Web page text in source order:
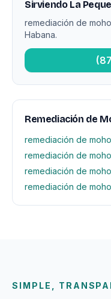
Sirviendo La
remediación de
Habana.
Remediación de
remediación de
remediación de
remediación de
remediación de
SIMPLE,